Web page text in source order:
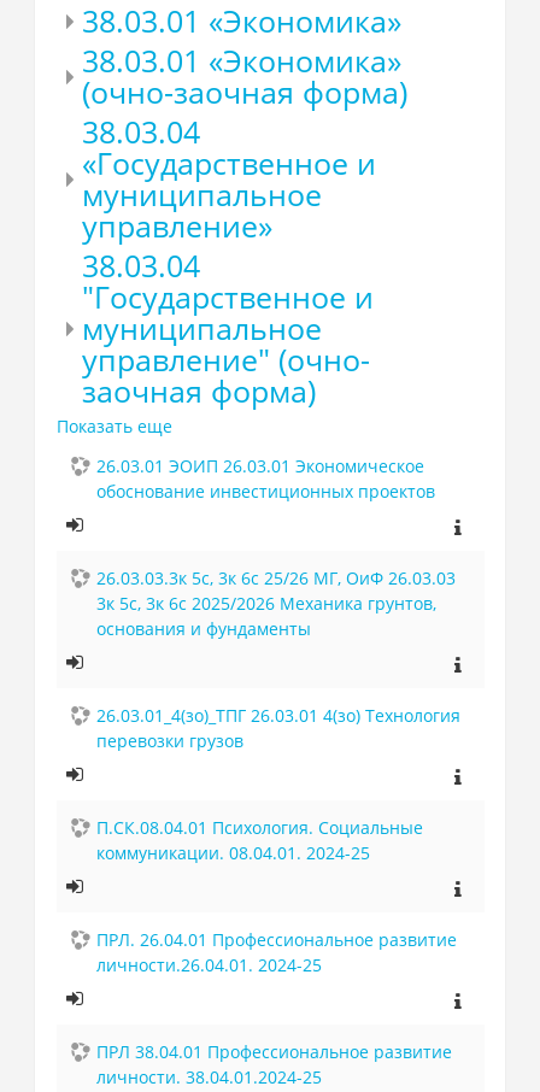
38.03.01 «Экономика»
38.03.01 «Экономика»
(очно-заочная форма)
38.03.04
«Государственное и
муниципальное
управление»
38.03.04
"Государственное и
муниципальное
управление" (очно-
заочная форма)
Показать еще
26.03.01 ЭОИП 26.03.01 Экономическое
обоснование инвестиционных проектов
26.03.03.3к 5с, 3к 6с 25/26 МГ, ОиФ 26.03.03
3к 5с, 3к 6с 2025/2026 Механика грунтов,
основания и фундаменты
26.03.01_4(зо)_ТПГ 26.03.01 4(зо) Технология
перевозки грузов
П.СК.08.04.01 Психология. Социальные
коммуникации. 08.04.01. 2024-25
ПРЛ. 26.04.01 Профессиональное развитие
личности.26.04.01. 2024-25
ПРЛ 38.04.01 Профессиональное развитие
личности. 38.04.01.2024-25